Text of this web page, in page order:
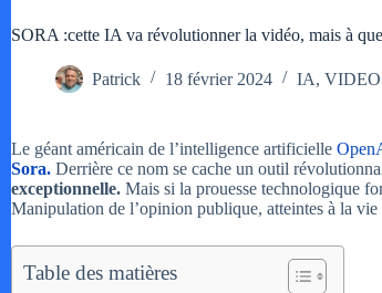
SORA :cette IA va révolutionner la vidéo, mais à
Patrick 18 février 2024 IA,
Le géant américain de l’intelligence artificielle
Sora. Derrière ce nom se cache un outil
exceptionnelle. Mais si la prouesse technologique
Manipulation de l’opinion publique, atteintes à la
Table des matières